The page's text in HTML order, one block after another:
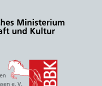
e. V.